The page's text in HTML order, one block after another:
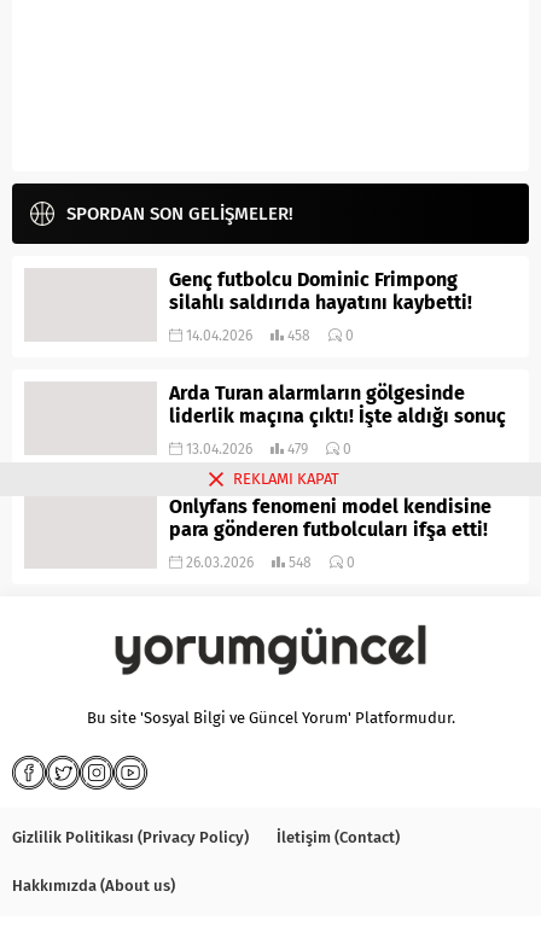
SPORDAN SON GELİŞMELER!
Genç futbolcu Dominic Frimpong
silahlı saldırıda hayatını kaybetti!
14.04.2026 458 0
Arda Turan alarmların gölgesinde
liderlik maçına çıktı! İşte aldığı sonuç
13.04.2026 479 0
Onlyfans fenomeni model kendisine
para gönderen futbolcuları ifşa etti!
26.03.2026 548 0
Bu site 'Sosyal Bilgi ve Güncel Yorum' Platformudur.
Gizlilik Politikası (Privacy Policy) İletişim (Contact)
Hakkımızda (About us)
REKLAMI KAPAT